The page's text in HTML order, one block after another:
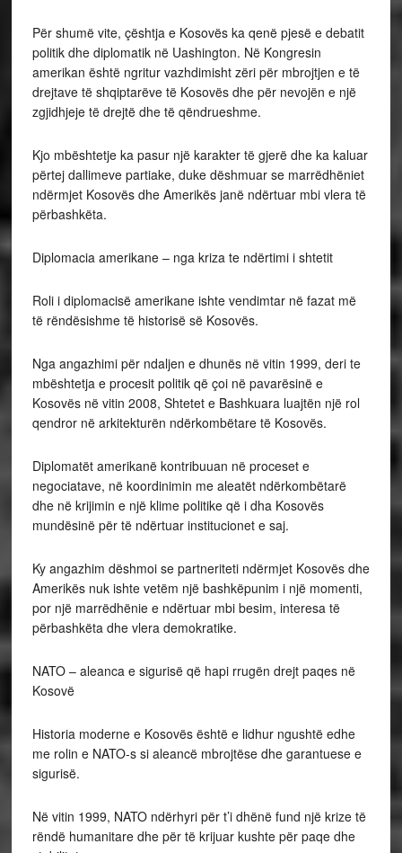
Për shumë vite, çështja e Kosovës ka qenë pjesë e debatit
politik dhe diplomatik në Uashington. Në Kongresin
amerikan është ngritur vazhdimisht zëri për mbrojtjen e të
drejtave të shqiptarëve të Kosovës dhe për nevojën e një
zgjidhjeje të drejtë dhe të qëndrueshme.
Kjo mbështetje ka pasur një karakter të gjerë dhe ka kaluar
përtej dallimeve partiake, duke dëshmuar se marrëdhëniet
ndërmjet Kosovës dhe Amerikës janë ndërtuar mbi vlera të
përbashkëta.
Diplomacia amerikane – nga kriza te ndërtimi i shtetit
Roli i diplomacisë amerikane ishte vendimtar në fazat më
të rëndësishme të historisë së Kosovës.
Nga angazhimi për ndaljen e dhunës në vitin 1999, deri te
mbështetja e procesit politik që çoi në pavarësinë e
Kosovës në vitin 2008, Shtetet e Bashkuara luajtën një rol
qendror në arkitekturën ndërkombëtare të Kosovës.
Diplomatët amerikanë kontribuuan në proceset e
negociatave, në koordinimin me aleatët ndërkombëtarë
dhe në krijimin e një klime politike që i dha Kosovës
mundësinë për të ndërtuar institucionet e saj.
Ky angazhim dëshmoi se partneriteti ndërmjet Kosovës dhe
Amerikës nuk ishte vetëm një bashkëpunim i një momenti,
por një marrëdhënie e ndërtuar mbi besim, interesa të
përbashkëta dhe vlera demokratike.
NATO – aleanca e sigurisë që hapi rrugën drejt paqes në
Kosovë
Historia moderne e Kosovës është e lidhur ngushtë edhe
me rolin e NATO-s si aleancë mbrojtëse dhe garantuese e
sigurisë.
Në vitin 1999, NATO ndërhyri për t’i dhënë fund një krize të
rëndë humanitare dhe për të krijuar kushte për paqe dhe